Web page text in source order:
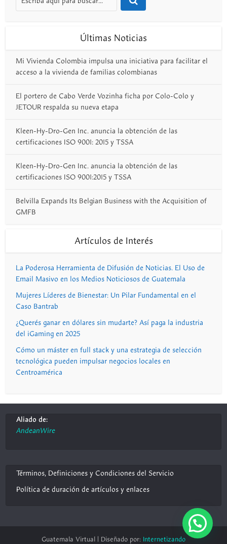
Últimas Noticias
Mi Vivienda Colombia impulsa una iniciativa para facilitar el
acceso a la vivienda de familias colombianas
El portero de Cabo Verde Vozinha ficha por Colo-Colo y
JETOUR respalda su nueva etapa
Kleen-Hy-Dro-Gen Inc. anuncia la obtención de las
certificaciones ISO 9001: 2015 y TSSA
Kleen-Hy-Dro-Gen Inc. anuncia la obtención de las
certificaciones ISO 9001:2015 y TSSA
Belvilla Expands Its Belgian Business with the Acquisition of
GMFB
Artículos de Interés
La Poderosa Herramienta de Difusión de Noticias. El Uso de
Email Masivo en los Medios Noticiosos de Guatemala
Mujeres Líderes de Bienestar: Un Pilar Fundamental en el
Caso Bantrab
¿Querés ganar en dólares sin mudarte? Así paga la industria
del iGaming en 2025
Cómo un máster en full stack y una estrategia de selección
tecnológica pueden impulsar negocios locales en
Centroamérica
Aliado de:
AndeanWire
Términos, Definiciones y Condiciones del Servicio
Política de duración de artículos y enlaces
Guatemala Virtual | Diseñado por: Internetizando